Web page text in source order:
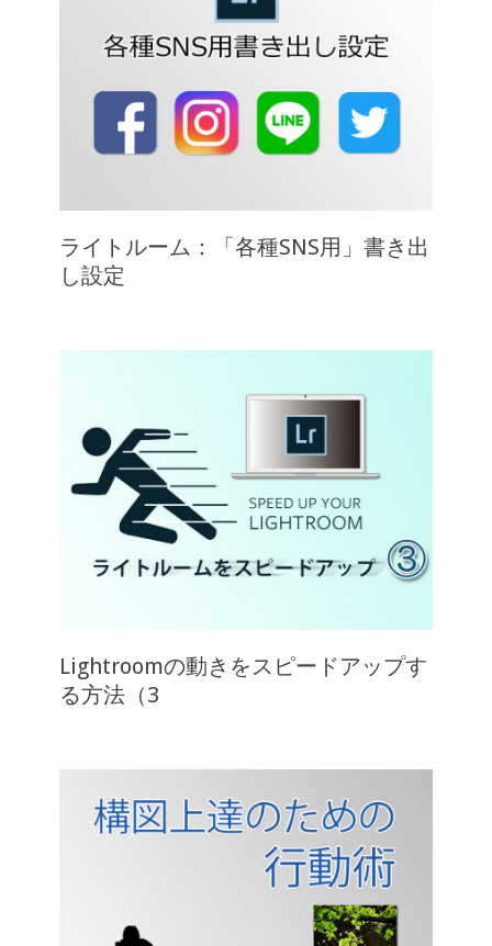
ライトルーム：「各種SNS用」書き出
し設定
Lightroomの動きをスピードアップす
る方法（3